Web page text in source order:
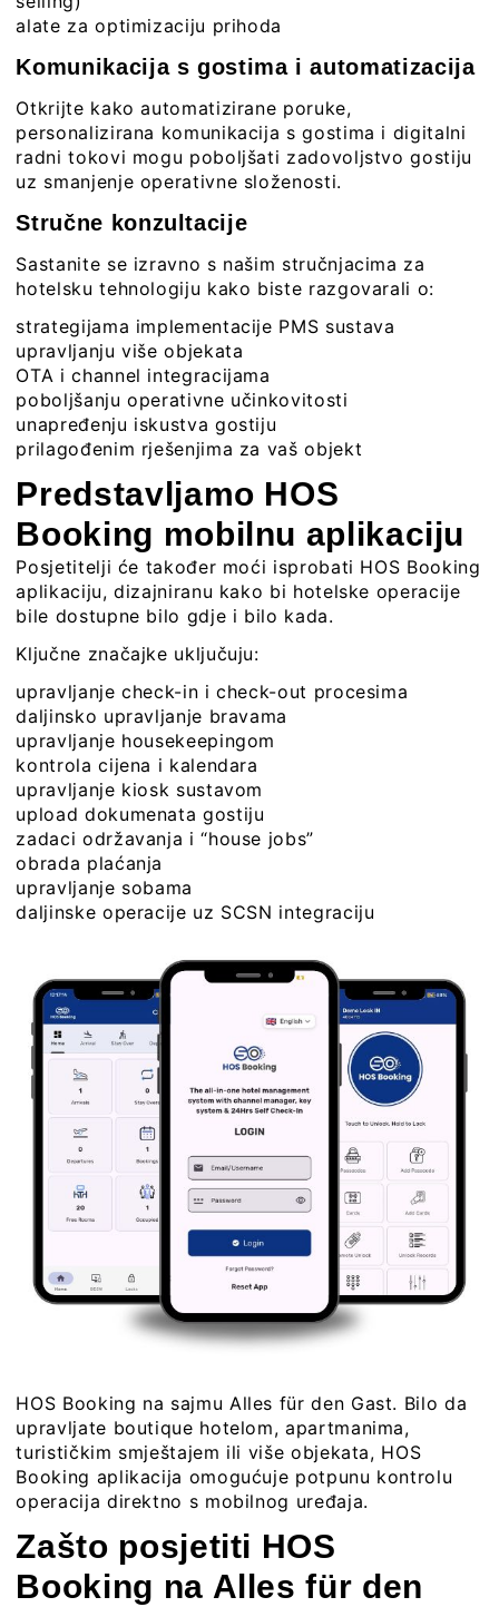
alate za optimizaciju prihoda
Komunikacija s gostima i automatizacija
Otkrijte kako automatizirane poruke,
personalizirana komunikacija s gostima i digitalni
radni tokovi mogu poboljšati zadovoljstvo gostiju
uz smanjenje operativne složenosti.
Stručne konzultacije
Sastanite se izravno s našim stručnjacima za
hotelsku tehnologiju kako biste razgovarali o:
strategijama implementacije PMS sustava
upravljanju više objekata
OTA i channel integracijama
poboljšanju operativne učinkovitosti
unapređenju iskustva gostiju
prilagođenim rješenjima za vaš objekt
Predstavljamo HOS
Booking mobilnu aplikaciju
Posjetitelji će također moći isprobati HOS Booking
aplikaciju, dizajniranu kako bi hotelske operacije
bile dostupne bilo gdje i bilo kada.
Ključne značajke uključuju:
upravljanje check-in i check-out procesima
daljinsko upravljanje bravama
upravljanje housekeepingom
kontrola cijena i kalendara
upravljanje kiosk sustavom
upload dokumenata gostiju
zadaci održavanja i “house jobs”
obrada plaćanja
upravljanje sobama
daljinske operacije uz SCSN integraciju
HOS Booking na sajmu Alles für den Gast. Bilo da
upravljate boutique hotelom, apartmanima,
turističkim smještajem ili više objekata, HOS
Booking aplikacija omogućuje potpunu kontrolu
operacija direktno s mobilnog uređaja.
Zašto posjetiti HOS
Booking na Alles für den